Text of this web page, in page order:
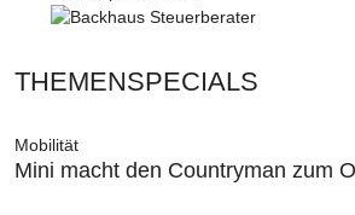
THEMENSPECIALS
Mobilität
Mini macht den Countryman zum